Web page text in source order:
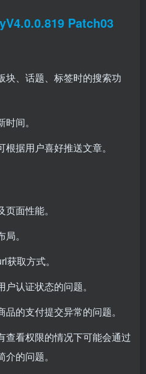
Patch03
块、话题、标签时的搜索功
间。
据用户喜好推送文章。
面性能。
。
取方式。
认证状态的问题。
的支付提交异常的问题。
查看权限的情况下可能会通过
的问题。